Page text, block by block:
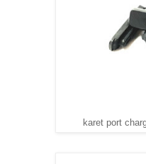
karet port